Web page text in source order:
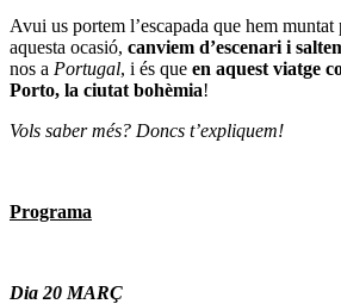
Avui us portem l’escapada que hem
aquesta ocasió, canviem d’escenari i
nos a Portugal, i és que en aquest viatge
Porto, la ciutat bohèmia!
Vols saber més? Doncs t’expliquem!
Programa
Dia 20 MARÇ